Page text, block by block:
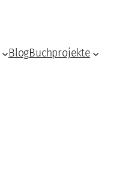
BlogBuchprojekte